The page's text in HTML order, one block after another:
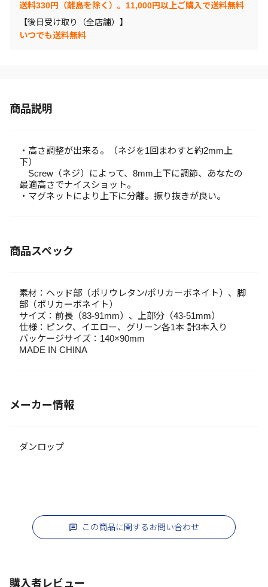
送料330円（離島を除く）。11,000円以上ご購入で送料無料
【後日受け取り（全店舗）】
いつでも送料無料
商品説明
・高さ調整が出来る。（ネジを1回まわすと約2mm上
下）
Screw（ネジ）によって、8mm上下に調節、あなたの
最適高さでナイスショット。
・マグネットにより上下に分離。振り抜きが良い。
商品スペック
素材：ヘッド部（ポリウレタン/ポリカーボネイト）、脚
部（ポリカーボネイト）
サイズ：前長（83-91mm）、上部分（43-51mm）
仕様：ピンク、イエロー、グリーン各1本 計3本入り
パッケージサイズ：140×90mm
MADE IN CHINA
メーカー情報
ダンロップ
この商品に関するお問い合わせ
購入者レビュー